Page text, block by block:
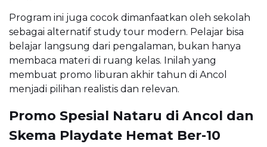
Program ini juga cocok dimanfaatkan oleh sekolah
sebagai alternatif study tour modern. Pelajar bisa
belajar langsung dari pengalaman, bukan hanya
membaca materi di ruang kelas. Inilah yang
membuat promo liburan akhir tahun di Ancol
menjadi pilihan realistis dan relevan.
Promo Spesial Nataru di Ancol dan
Skema Playdate Hemat Ber-10